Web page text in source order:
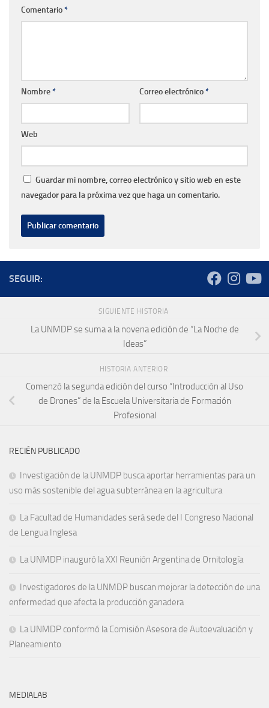
Comentario*
Nombre* Correo electrónico*
Web
Guardar mi nombre, correo electrónico y sitio web en este
navegador para la próxima vez que haga un comentario.
SEGUIR:
SIGUIENTE HISTORIA
La UNMDP se suma a la novena edición de “La Noche de
Ideas”
HISTORIA ANTERIOR
Comenzó la segunda edición del curso “Introducción al Uso
de Drones” de la Escuela Universitaria de Formación
Profesional
RECIÉN PUBLICADO
Investigación de la UNMDP busca aportar herramientas para un
uso más sostenible del agua subterránea en la agricultura
La Facultad de Humanidades será sede del I Congreso Nacional
de Lengua Inglesa
La UNMDP inauguró la XXI Reunión Argentina de Ornitología
Investigadores de la UNMDP buscan mejorar la detección de una
enfermedad que afecta la producción ganadera
La UNMDP conformó la Comisión Asesora de Autoevaluación y
Planeamiento
MEDIALAB